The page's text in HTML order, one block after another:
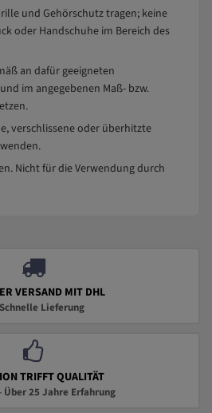
und Gehörschutz tragen; keine
oder Handschuhe im Bereich des
an dafür geeigneten
im angegebenen Maß- bzw.
verschlissene oder überhitzte
Nicht für die Verwendung durch
VERSAND MIT DHL
Lieferung
TRIFFT QUALITÄT
Über 25 Jahre Erfahrung